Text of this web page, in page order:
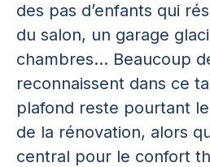
des pas d’enfants qui
du salon, un garage
chambres… Beaucoup
reconnaissent dans ce
plafond reste pourtant
de la rénovation, alors
central pour le confort